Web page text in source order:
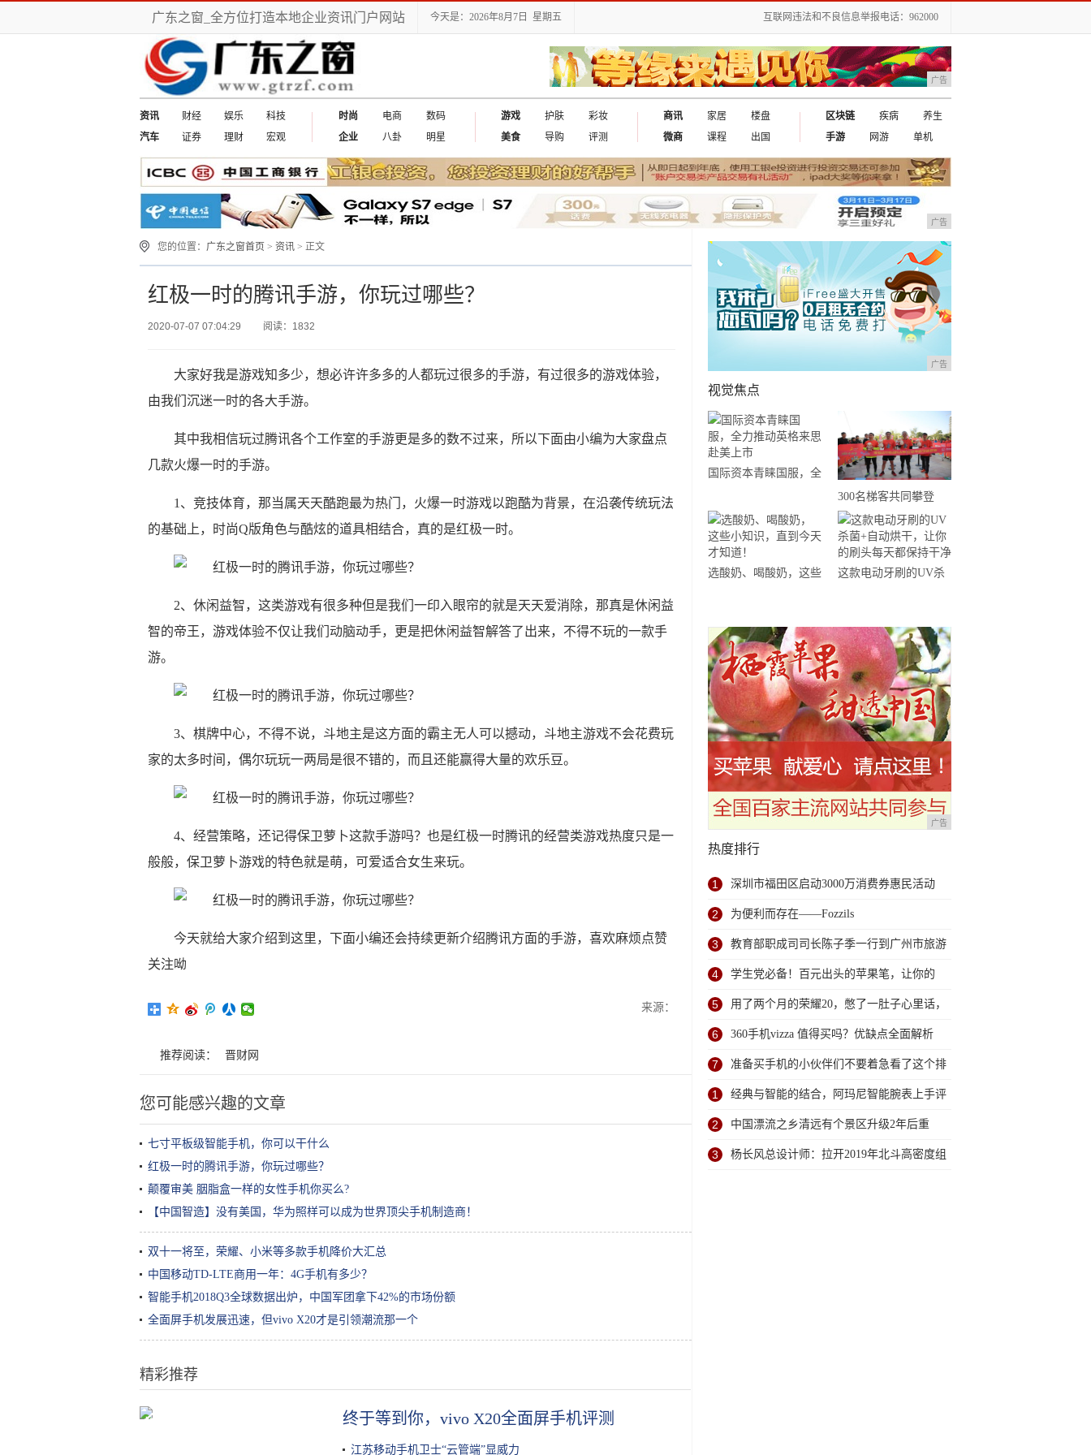
广东之窗_全方位打造本地企业资讯门户网站 今天是：2026年8月7日 星期五 互联网违法和不良信息举报电话：962000
广告
资讯 财经 娱乐
科技
汽车
证券 理财 宏观
时尚 电商
数码
企业
八卦 明星
游戏 护肤
彩妆
美食
导购 评测
商讯 家居
楼盘
微商
课程 出国
区块链 疾病
养生
手游
网游 单机
广告
您的位置： 广东之窗首页 > 资讯 > 正文
红极一时的腾讯手游，你玩过哪些？
2020-07-07 07:04:29 阅读：1832
大家好我是游戏知多少，想必许许多多的人都玩过很多的手游，有过很多的游戏体验，
由我们沉迷一时的各大手游。
其中我相信玩过腾讯各个工作室的手游更是多的数不过来，所以下面由小编为大家盘点
几款火爆一时的手游。
1、竞技体育，那当属天天酷跑最为热门，火爆一时游戏以跑酷为背景，在沿袭传统玩法
的基础上，时尚Q版角色与酷炫的道具相结合，真的是红极一时。
2、休闲益智，这类游戏有很多种但是我们一印入眼帘的就是天天爱消除，那真是休闲益
智的帝王，游戏体验不仅让我们动脑动手，更是把休闲益智解答了出来，不得不玩的一款手
游。
3、棋牌中心，不得不说，斗地主是这方面的霸主无人可以撼动，斗地主游戏不会花费玩
家的太多时间，偶尔玩玩一两局是很不错的，而且还能赢得大量的欢乐豆。
4、经营策略，还记得保卫萝卜这款手游吗？也是红极一时腾讯的经营类游戏热度只是一
般般，保卫萝卜游戏的特色就是萌，可爱适合女生来玩。
今天就给大家介绍到这里，下面小编还会持续更新介绍腾讯方面的手游，喜欢麻烦点赞
关注呦
来源：
推荐阅读： 晋财网
您可能感兴趣的文章
七寸平板级智能手机，你可以干什么
红极一时的腾讯手游，你玩过哪些？
颠覆审美 胭脂盒一样的女性手机你买么?
【中国智造】没有美国，华为照样可以成为世界顶尖手机制造商！
双十一将至，荣耀、小米等多款手机降价大汇总
中国移动TD-LTE商用一年：4G手机有多少？
智能手机2018Q3全球数据出炉，中国军团拿下42%的市场份额
全面屏手机发展迅速，但vivo X20才是引领潮流那一个
精彩推荐
加了这几样，炒饭鲜香无比，而且
终于等到你，vivo X20全面屏手机评测
江苏移动手机卫士“云管端”显威力
广告
视觉焦点
国际资本青睐国服，全
市
300名梯客共同攀登
2019国际垂直马拉松超
级精英赛顺德海骏达中
心站欢乐开跑
选酸奶、喝酸奶，这些
这款电动牙刷的UV杀
广告
热度排行
1 深圳市福田区启动3000万消费券惠民活动
2 为便利而存在——Fozzils
3 教育部职成司司长陈子季一行到广州市旅游
商务职业学校考察调研
4 学生党必备！百元出头的苹果笔，让你的
iPad成为学习神器
5 用了两个月的荣耀20，憋了一肚子心里话，
今天终于一吐为快
6 360手机vizza 值得买吗？优缺点全面解析
7 准备买手机的小伙伴们不要着急看了这个排
行榜再决定买哪款手机吧
1 经典与智能的结合，阿玛尼智能腕表上手评
测
2 中国漂流之乡清远有个景区升级2年后重
开，给游客完全不同的体验
3 杨长风总设计师：拉开2019年北斗高密度组